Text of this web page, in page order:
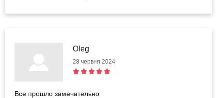
Oleg
28 червня 2024
Все прошло замечательно